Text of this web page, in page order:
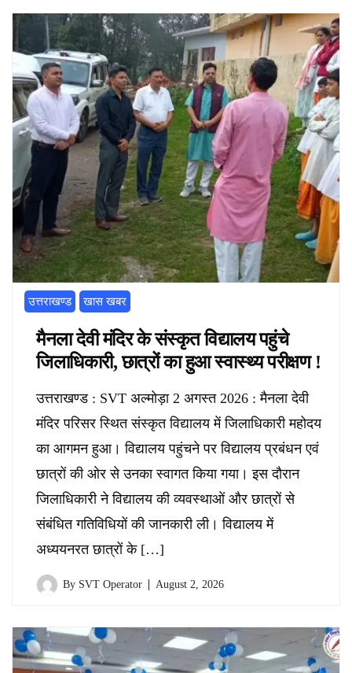
उत्तराखण्ड खास खबर
मैनला देवी मंदिर के संस्कृत विद्यालय पहुंचे
जिलाधिकारी, छात्रों का हुआ स्वास्थ्य परीक्षण !
उत्तराखण्ड : SVT अल्मोड़ा 2 अगस्त 2026 : मैनला देवी
मंदिर परिसर स्थित संस्कृत विद्यालय में जिलाधिकारी महोदय
का आगमन हुआ। विद्यालय पहुंचने पर विद्यालय प्रबंधन एवं
छात्रों की ओर से उनका स्वागत किया गया। इस दौरान
जिलाधिकारी ने विद्यालय की व्यवस्थाओं और छात्रों से
संबंधित गतिविधियों की जानकारी ली। विद्यालय में
अध्ययनरत छात्रों के […]
By SVT Operator August 2, 2026